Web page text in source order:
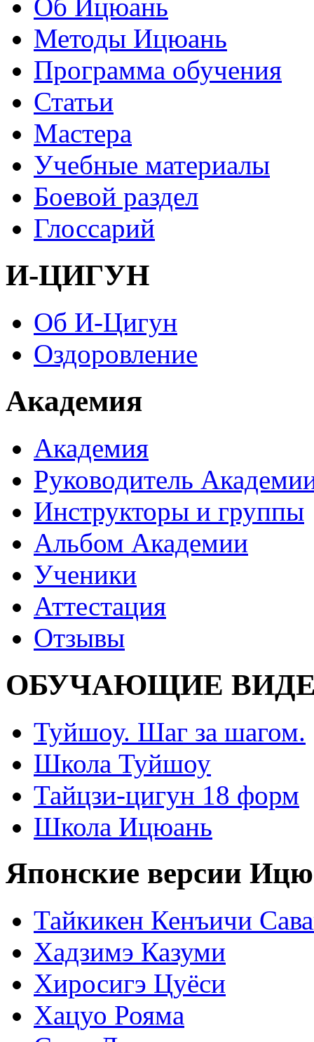
Об Ицюань
Методы Ицюань
Программа обучения
Статьи
Мастера
Учебные материалы
Боевой раздел
Глоссарий
И-ЦИГУН
Об И-Цигун
Оздоровление
Академия
Академия
Руководитель
Инструкторы и группы
Альбом Академии
Ученики
Аттестация
Отзывы
ОБУЧАЮЩИЕ
Туйшоу. Шаг за шагом.
Школа Туйшоу
Тайцзи-цигун 18 форм
Школа Ицюань
Японские версии
Тайкикен Кенъичи
Хадзимэ Казуми
Хиросигэ Цуёси
Хацуо Рояма